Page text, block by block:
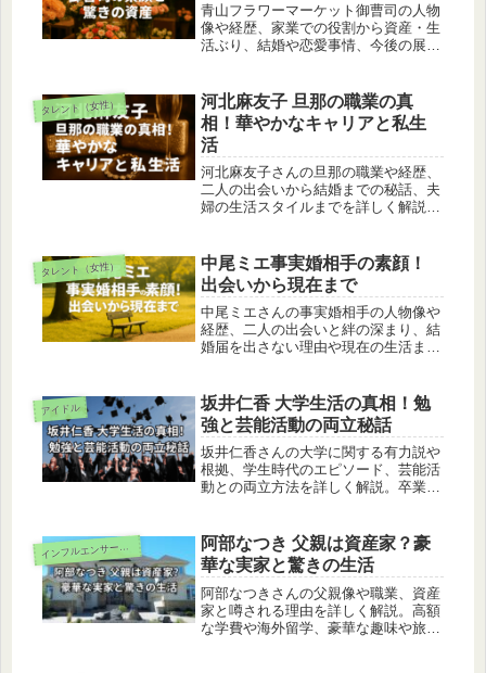
青山フラワーマーケット御曹司の人物
像や経歴、家業での役割から資産・生
活ぶり、結婚や恋愛事情、今後の展望
タレント（女性）
河北麻友子 旦那の職業の真
相！華やかなキャリアと私生
活
河北麻友子さんの旦那の職業や経歴、
二人の出会いから結婚までの秘話、夫
婦の生活スタイルまでを詳しく解説。
タレント（女性）
中尾ミエ事実婚相手の素顔！
出会いから現在まで
中尾ミエさんの事実婚相手の人物像や
経歴、二人の出会いと絆の深まり、結
婚届を出さない理由や現在の生活まで
アイドル
坂井仁香 大学生活の真相！勉
強と芸能活動の両立秘話
坂井仁香さんの大学に関する有力説や
根拠、学生時代のエピソード、芸能活
動との両立方法を詳しく解説。卒業後
インフルエンサー（女性）
阿部なつき 父親は資産家？豪
華な実家と驚きの生活
阿部なつきさんの父親像や職業、資産
家と噂される理由を詳しく解説。高額
な学費や海外留学、豪華な趣味や旅